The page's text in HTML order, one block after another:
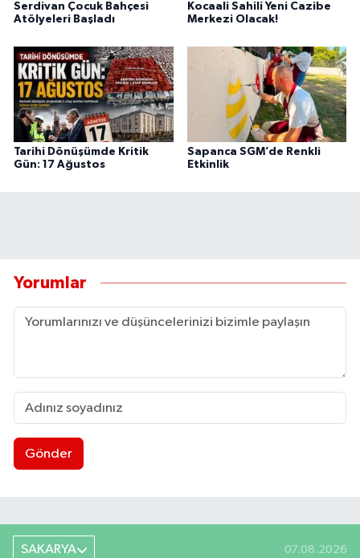
Serdivan Çocuk Bahçesi
Atölyeleri Başladı
Kocaali Sahili Yeni Cazibe
Merkezi Olacak!
Tarihi Dönüşümde Kritik
Gün: 17 Ağustos
Sapanca SGM’de Renkli
Etkinlik
Yorumlar
Gönder
SAKARYA 07.08.2026